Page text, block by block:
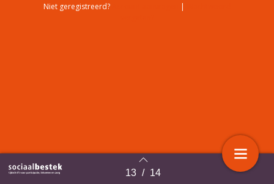
Terug naar overzicht 13 / 14
Niet geregistreerd? |